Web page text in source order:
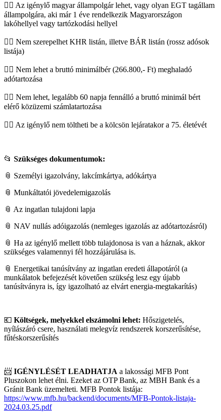
👉🏼 Az igénylő magyar állampolgár lehet, vagy olyan EGT tagállam
állampolgára, aki már 1 éve rendelkezik Magyarországon
lakóhellyel vagy tartózkodási hellyel
👉🏼 Nem szerepelhet KHR listán, illetve BÁR listán (rossz adósok
listája)
👉🏼 Nem lehet a bruttó minimálbér (266.800,- Ft) meghaladó
adótartozása
👉🏼 Nem lehet, legalább 60 napja fennálló a bruttó minimál bért
elérő közüzemi számlatartozása
👉🏼 Az igénylő nem töltheti be a kölcsön lejáratakor a 75. életévét
📂 Szükséges dokumentumok:
📎 Személyi igazolvány, lakcímkártya, adókártya
📎 Munkáltatói jövedelemigazolás
📎 Az ingatlan tulajdoni lapja
📎 NAV nullás adóigazolás (nemleges igazolás az adótartozásról)
📎 Ha az igénylő mellett több tulajdonosa is van a háznak, akkor
szükséges valamennyi fél hozzájárulása is.
📎 Energetikai tanúsítvány az ingatlan eredeti állapotáról (a
munkálatok befejezését követően szükség lesz egy újabb
tanúsítványra is, így igazolható az elvárt energia-megtakarítás)
💶 Költségek, melyekkel elszámolni lehet: Hőszigetelés,
nyílászáró csere, használati melegvíz rendszerek korszerűsítése,
fűtéskorszerűsítés
📨 IGÉNYLÉSÉT LEADHATJA a lakossági MFB Pont
Pluszokon lehet élni. Ezeket az OTP Bank, az MBH Bank és a
Gránit Bank üzemelteti. MFB Pontok listája:
https://www.mfb.hu/backend/documents/MFB-Pontok-listaja-
2024.03.25.pdf